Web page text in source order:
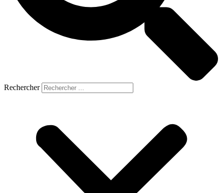
Rechercher